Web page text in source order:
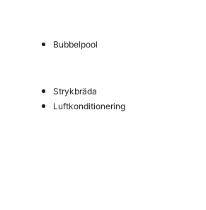
Bubbelpool
Strykbräda
Luftkonditionering